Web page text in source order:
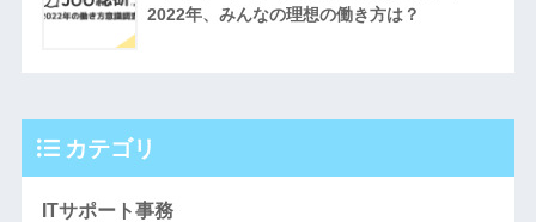
2022年、みんなの理想の働き方は？
カテゴリ
ITサポート事務